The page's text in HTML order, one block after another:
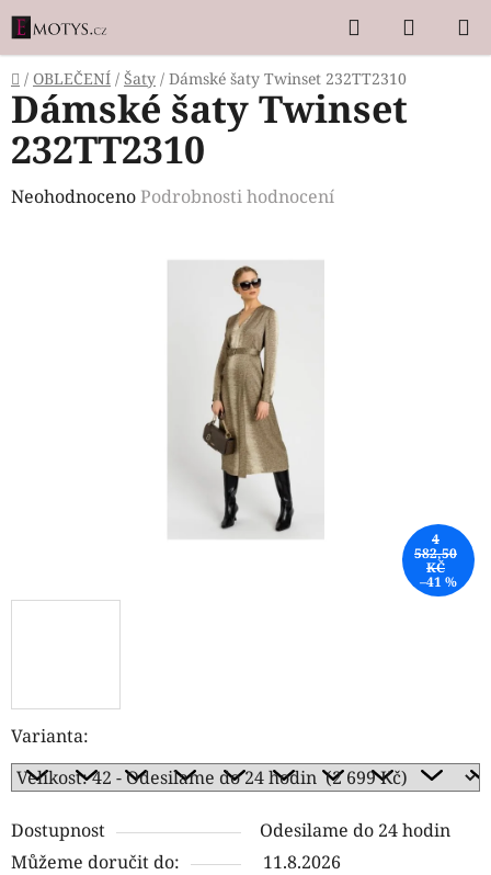
Přejít
na
obsah
Hledat
KOŠÍK
Domů
/ OBLEČENÍ / Šaty / Dámské šaty Twinset 232TT2310
Varianta:
Dostupnost
Odesilame do 24 hodin
Můžeme doručit do:
11.8.2026
Dámské šaty Twinset
232TT2310
Průměrné
NeohodnocenoPodrobnosti hodnocení
4
582,50
KČ
–41 %